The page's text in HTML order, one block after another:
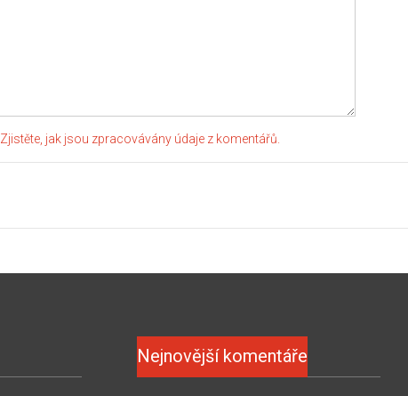
Zjistěte, jak jsou zpracovávány údaje z komentářů.
Nejnovější komentáře